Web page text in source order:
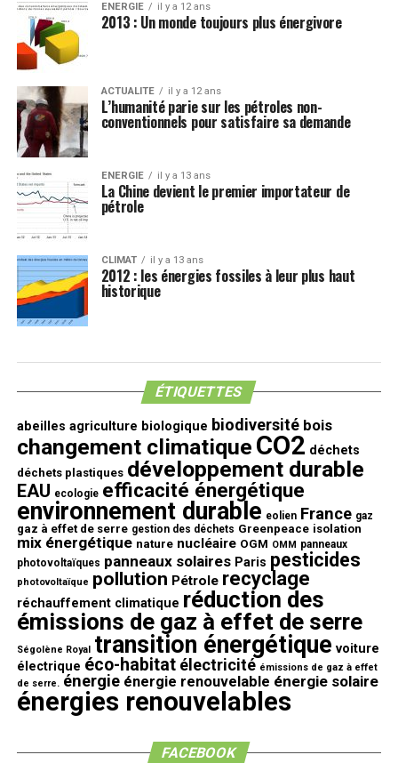
ENERGIE il y a 12 ans
2013 : Un monde toujours plus énergivore
ACTUALITE il y a 12 ans
L’humanité parie sur les pétroles non-
conventionnels pour satisfaire sa demande
ENERGIE il y a 13 ans
La Chine devient le premier importateur de
pétrole
CLIMAT il y a 13 ans
2012 : les énergies fossiles à leur plus haut
historique
ÉTIQUETTES
abeilles agriculture biologique biodiversité bois
changement climatique CO2 déchets
déchets plastiques développement durable
EAU ecologie efficacité énergétique
environnement durable eolien France gaz
gaz à effet de serre gestion des déchets Greenpeace isolation
mix énergétique nature nucléaire OGM OMM panneaux
photovoltaïques panneaux solaires Paris pesticides
photovoltaïque pollution Pétrole recyclage
réchauffement climatique réduction des
émissions de gaz à effet de serre
Ségolène Royal transition énergétique voiture
électrique éco-habitat électricité émissions de gaz à effet
de serre. énergie énergie renouvelable énergie solaire
énergies renouvelables
FACEBOOK